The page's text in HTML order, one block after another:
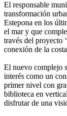
El responsable
transformación
Estepona en los
el mar y que
través del proyecto
conexión de la
El nuevo complejo
interés como un
primer nivel con
biblioteca en
disfrutar de una